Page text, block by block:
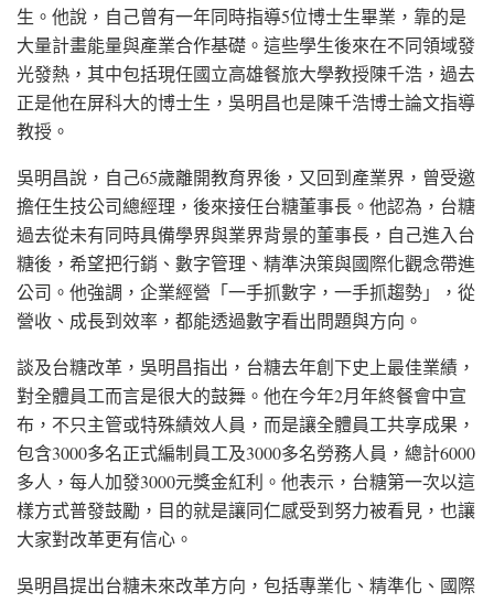
生。他說，自己曾有一年同時指導5位博士生畢業，靠的是
大量計畫能量與產業合作基礎。這些學生後來在不同領域發
光發熱，其中包括現任國立高雄餐旅大學教授陳千浩，過去
正是他在屏科大的博士生，吳明昌也是陳千浩博士論文指導
教授。
吳明昌說，自己65歲離開教育界後，又回到產業界，曾受邀
擔任生技公司總經理，後來接任台糖董事長。他認為，台糖
過去從未有同時具備學界與業界背景的董事長，自己進入台
糖後，希望把行銷、數字管理、精準決策與國際化觀念帶進
公司。他強調，企業經營「一手抓數字，一手抓趨勢」，從
營收、成長到效率，都能透過數字看出問題與方向。
談及台糖改革，吳明昌指出，台糖去年創下史上最佳業績，
對全體員工而言是很大的鼓舞。他在今年2月年終餐會中宣
布，不只主管或特殊績效人員，而是讓全體員工共享成果，
包含3000多名正式編制員工及3000多名勞務人員，總計6000
多人，每人加發3000元獎金紅利。他表示，台糖第一次以這
樣方式普發鼓勵，目的就是讓同仁感受到努力被看見，也讓
大家對改革更有信心。
吳明昌提出台糖未來改革方向，包括專業化、精準化、國際